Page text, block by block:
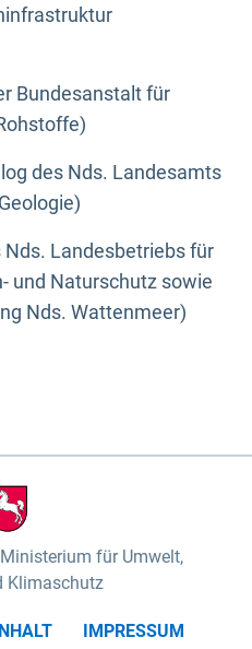
Bundesanstalt für
des Nds. Landesamts
Nds. Landesbetriebs für
und Naturschutz sowie
Nds. Wattenmeer)
für Umwelt,
Klimaschutz
IMPRESSUM